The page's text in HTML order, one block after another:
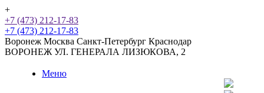
+
+7 (473) 212-17-83
+7 (473) 212-17-83
Воронеж Москва Санкт-Петербург Краснодар
ВОРОНЕЖ УЛ. ГЕНЕРАЛА ЛИЗЮКОВА, 2
Меню